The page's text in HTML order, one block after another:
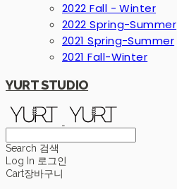
2022 Fall - Winter
2022 Spring-Summer
2021 Spring-Summer
2021 Fall-Winter
YURT STUDIO
Search 검색
Log In 로그인
Cart장바구니